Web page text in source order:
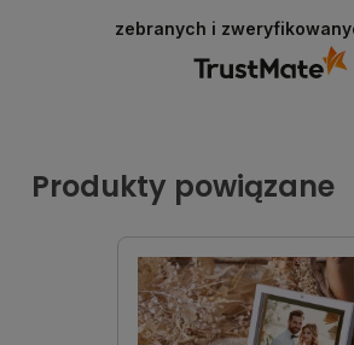
zebranych i
Produkty powiązane